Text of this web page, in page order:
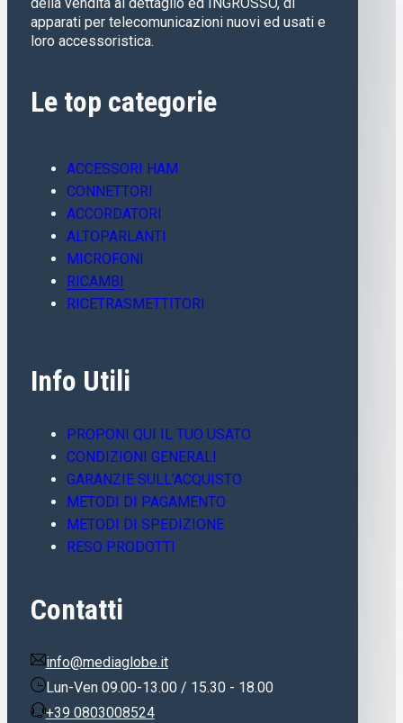
apparati per telecomunicazioni nuovi ed usati e
loro accessoristica.
Le top categorie
ACCESSORI HAM
CONNETTORI
ACCORDATORI
ALTOPARLANTI
MICROFONI
RICAMBI
RICETRASMETTITORI
Info Utili
PROPONI QUI IL TUO USATO
CONDIZIONI GENERALI
GARANZIE SULL’ACQUISTO
METODI DI PAGAMENTO
METODI DI SPEDIZIONE
RESO PRODOTTI
Contatti
info@mediaglobe.it
Lun-Ven 09.00-13.00 / 15.30 - 18.00
+39 0803008524